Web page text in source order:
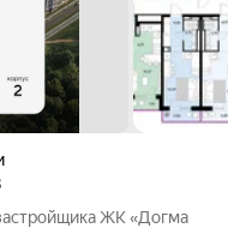
ЖК «Догма